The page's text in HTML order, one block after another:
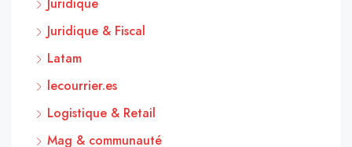
Juridique & Fiscal
Latam
lecourrier.es
Logistique & Retail
Mag & communauté